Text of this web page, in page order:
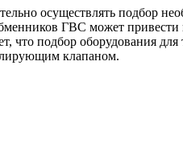
осуществлять подбор
ГВС может привести
что подбор оборудования
клапаном.